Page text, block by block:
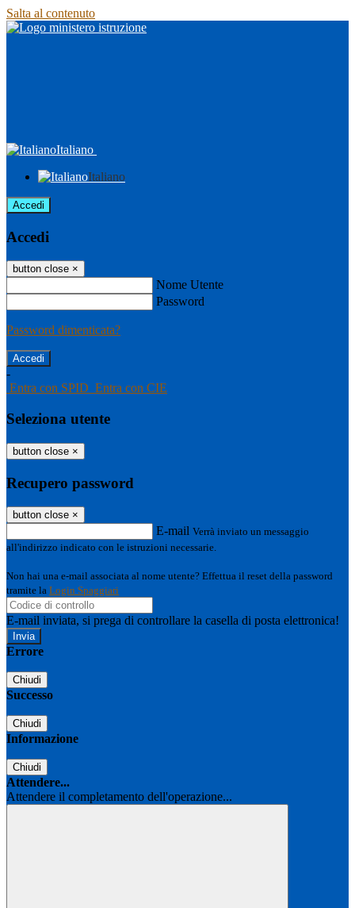
Salta al contenuto
Italiano
Italiano
Accedi
Accedi
button close ×
Nome Utente
Password
Password dimenticata?
-
Entra con SPID Entra con CIE
Seleziona utente
button close ×
Recupero password
button close ×
E-mail Verrà inviato un messaggio
all'indirizzo indicato con le istruzioni necessarie.
Non hai una e-mail associata al nome utente? Effettua il reset della password
tramite la Login Spaggiari
E-mail inviata, si prega di controllare la casella di posta elettronica!
Errore
Chiudi
Successo
Chiudi
Informazione
Chiudi
Attendere...
Attendere il completamento dell'operazione...